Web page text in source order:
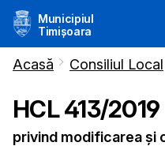
Municipiul
Timișoara
Acasă Consiliul Local
HCL413/2019
privind modificarea şi